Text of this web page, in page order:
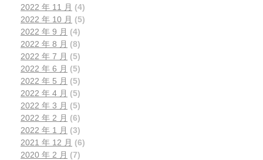
2022 年 11 月 (4)
2022 年 10 月 (5)
2022 年 9 月 (4)
2022 年 8 月 (8)
2022 年 7 月 (5)
2022 年 6 月 (5)
2022 年 5 月 (5)
2022 年 4 月 (5)
2022 年 3 月 (5)
2022 年 2 月 (6)
2022 年 1 月 (3)
2021 年 12 月 (6)
2020 年 2 月 (7)